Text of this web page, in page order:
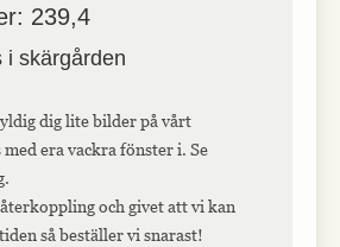
239,4
i skärgården
dig lite bilder på vårt
era vackra fönster i. Se
och givet att vi kan
så beställer vi snarast!